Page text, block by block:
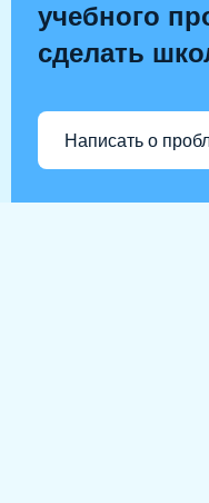
учебного
сделать
Написать о